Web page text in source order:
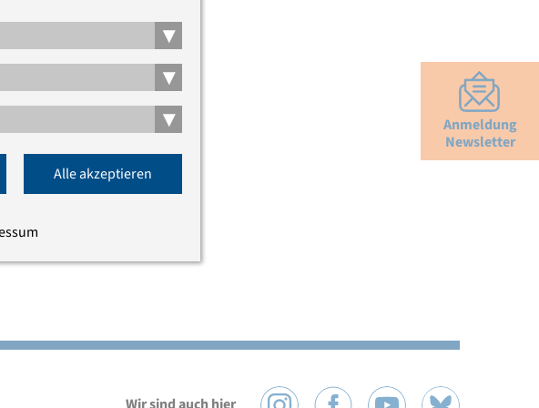
Anmeldung
Newsletter
▾
▾
▾
Alle akzeptieren